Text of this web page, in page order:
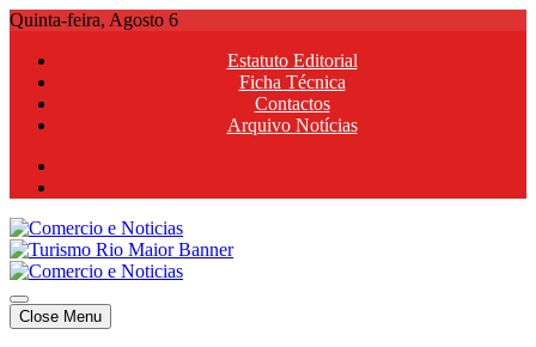
Skip
content
Quinta-feira, Agosto 6
Estatuto Editorial
Ficha Técnica
Contactos
Arquivo Notícias
Comercio e Noticias
Notícias e Publicidade Online
Comercio e Noticias
Notícias e Publicidade Online
Close Menu